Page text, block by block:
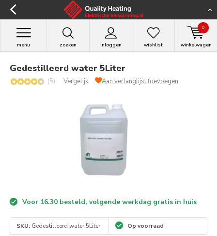
zoeken inloggen
menu wishlist winkelwagen
0
Gedestilleerd water 5Liter
(5) Vergelijk Aan verlanglijst toevoegen
Voor 16.30 besteld, volgende werkdag gratis in huis
SKU: Gedestilleerd water 5Liter Op voorraad